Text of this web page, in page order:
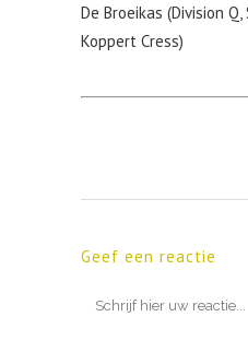
De Broeikas (Division
Koppert Cress)
Geef een reactie